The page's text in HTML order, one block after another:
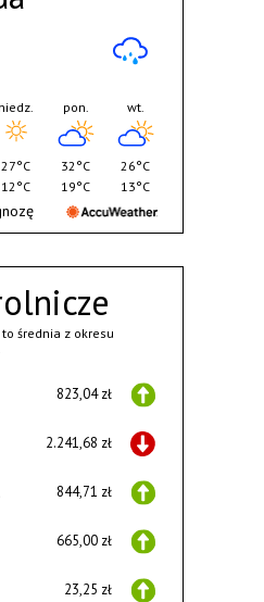
średnia z okresu
823,04 zł
2.241,68 zł
844,71 zł
665,00 zł
23,25 zł
niedz.
27°C
12°C
pon.
32°C
19°C
wt.
26°C
13°C